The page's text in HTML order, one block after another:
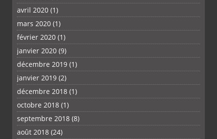
avril 2020 (1)
mars 2020 (1)
février 2020 (1)
janvier 2020 (9)
décembre 2019 (1)
janvier 2019 (2)
décembre 2018 (1)
octobre 2018 (1)
septembre 2018 (8)
août 2018 (24)